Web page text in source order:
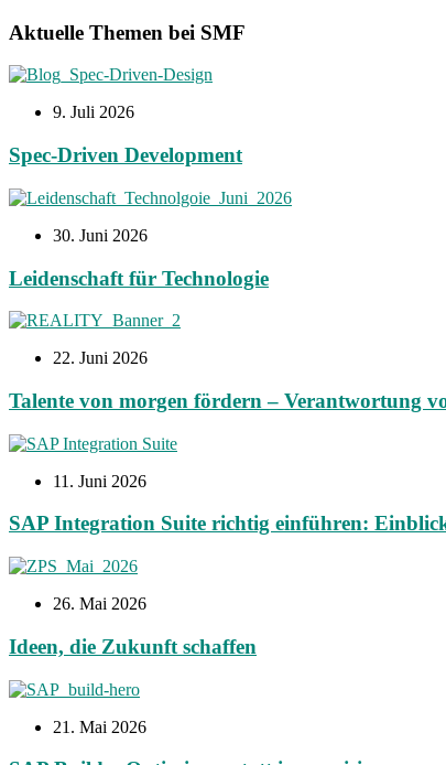
Aktuelle Themen bei SMF
9. Juli 2026
Spec-Driven Development
30. Juni 2026
Leidenschaft für Technologie
22. Juni 2026
Talente von morgen fördern – Verantwortung
11. Juni 2026
SAP Integration Suite richtig einführen:
26. Mai 2026
Ideen, die Zukunft schaffen
21. Mai 2026